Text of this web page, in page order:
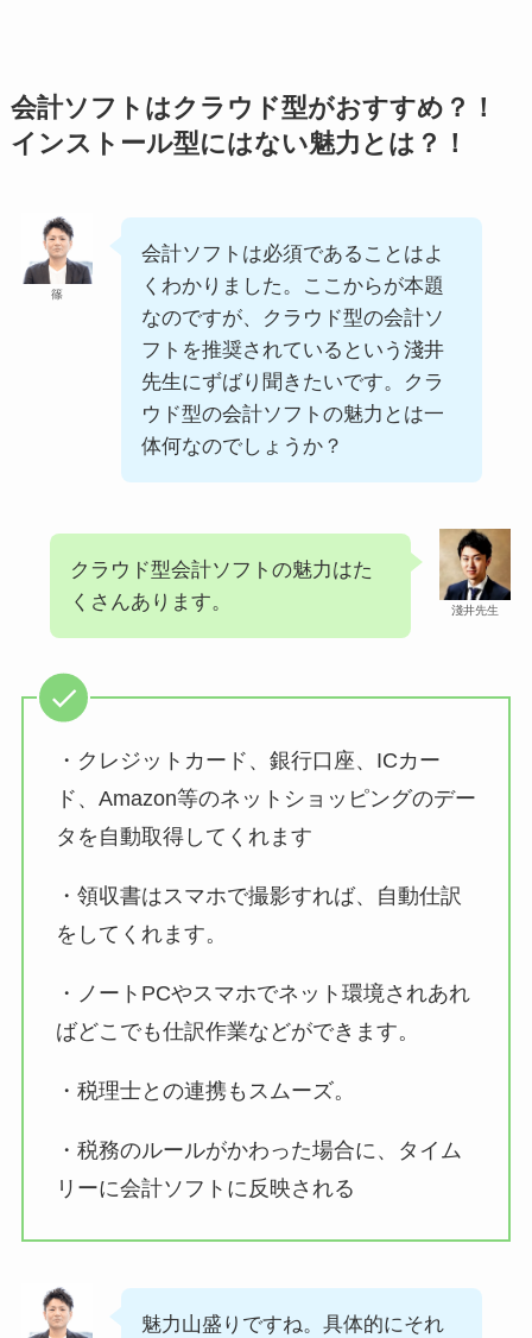
会計ソフトはクラウド型がおすすめ？！
インストール型にはない魅力とは？！
篠
会計ソフトは必須であることはよ
くわかりました。ここからが本題
なのですが、クラウド型の会計ソ
フトを推奨されているという淺井
先生にずばり聞きたいです。クラ
ウド型の会計ソフトの魅力とは一
体何なのでしょうか？
淺井先生
クラウド型会計ソフトの魅力はた
くさんあります。
・クレジットカード、銀行口座、ICカー
ド、Amazon等のネットショッピングのデー
タを自動取得してくれます
・領収書はスマホで撮影すれば、自動仕訳
をしてくれます。
・ノートPCやスマホでネット環境されあれ
ばどこでも仕訳作業などができます。
・税理士との連携もスムーズ。
・税務のルールがかわった場合に、タイム
リーに会計ソフトに反映される
魅力山盛りですね。具体的にそれ